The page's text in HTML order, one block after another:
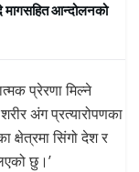
मागसहित आन्दोलनको
प्रेरणा मिल्ने
अंग प्रत्यारोपणका
क्षेत्रमा सिंगो देश र
छु।’